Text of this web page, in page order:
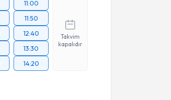
11:00
11:50
12:40
13:30
14:20
Takvim
kapalıdır